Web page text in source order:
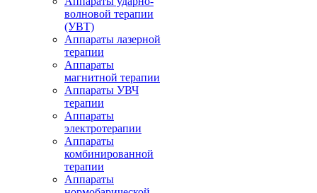
волновой терапии
(УВТ)
Аппараты лазерной
терапии
Аппараты
магнитной терапии
Аппараты УВЧ
терапии
Аппараты
электротерапии
Аппараты
комбинированной
терапии
Аппараты